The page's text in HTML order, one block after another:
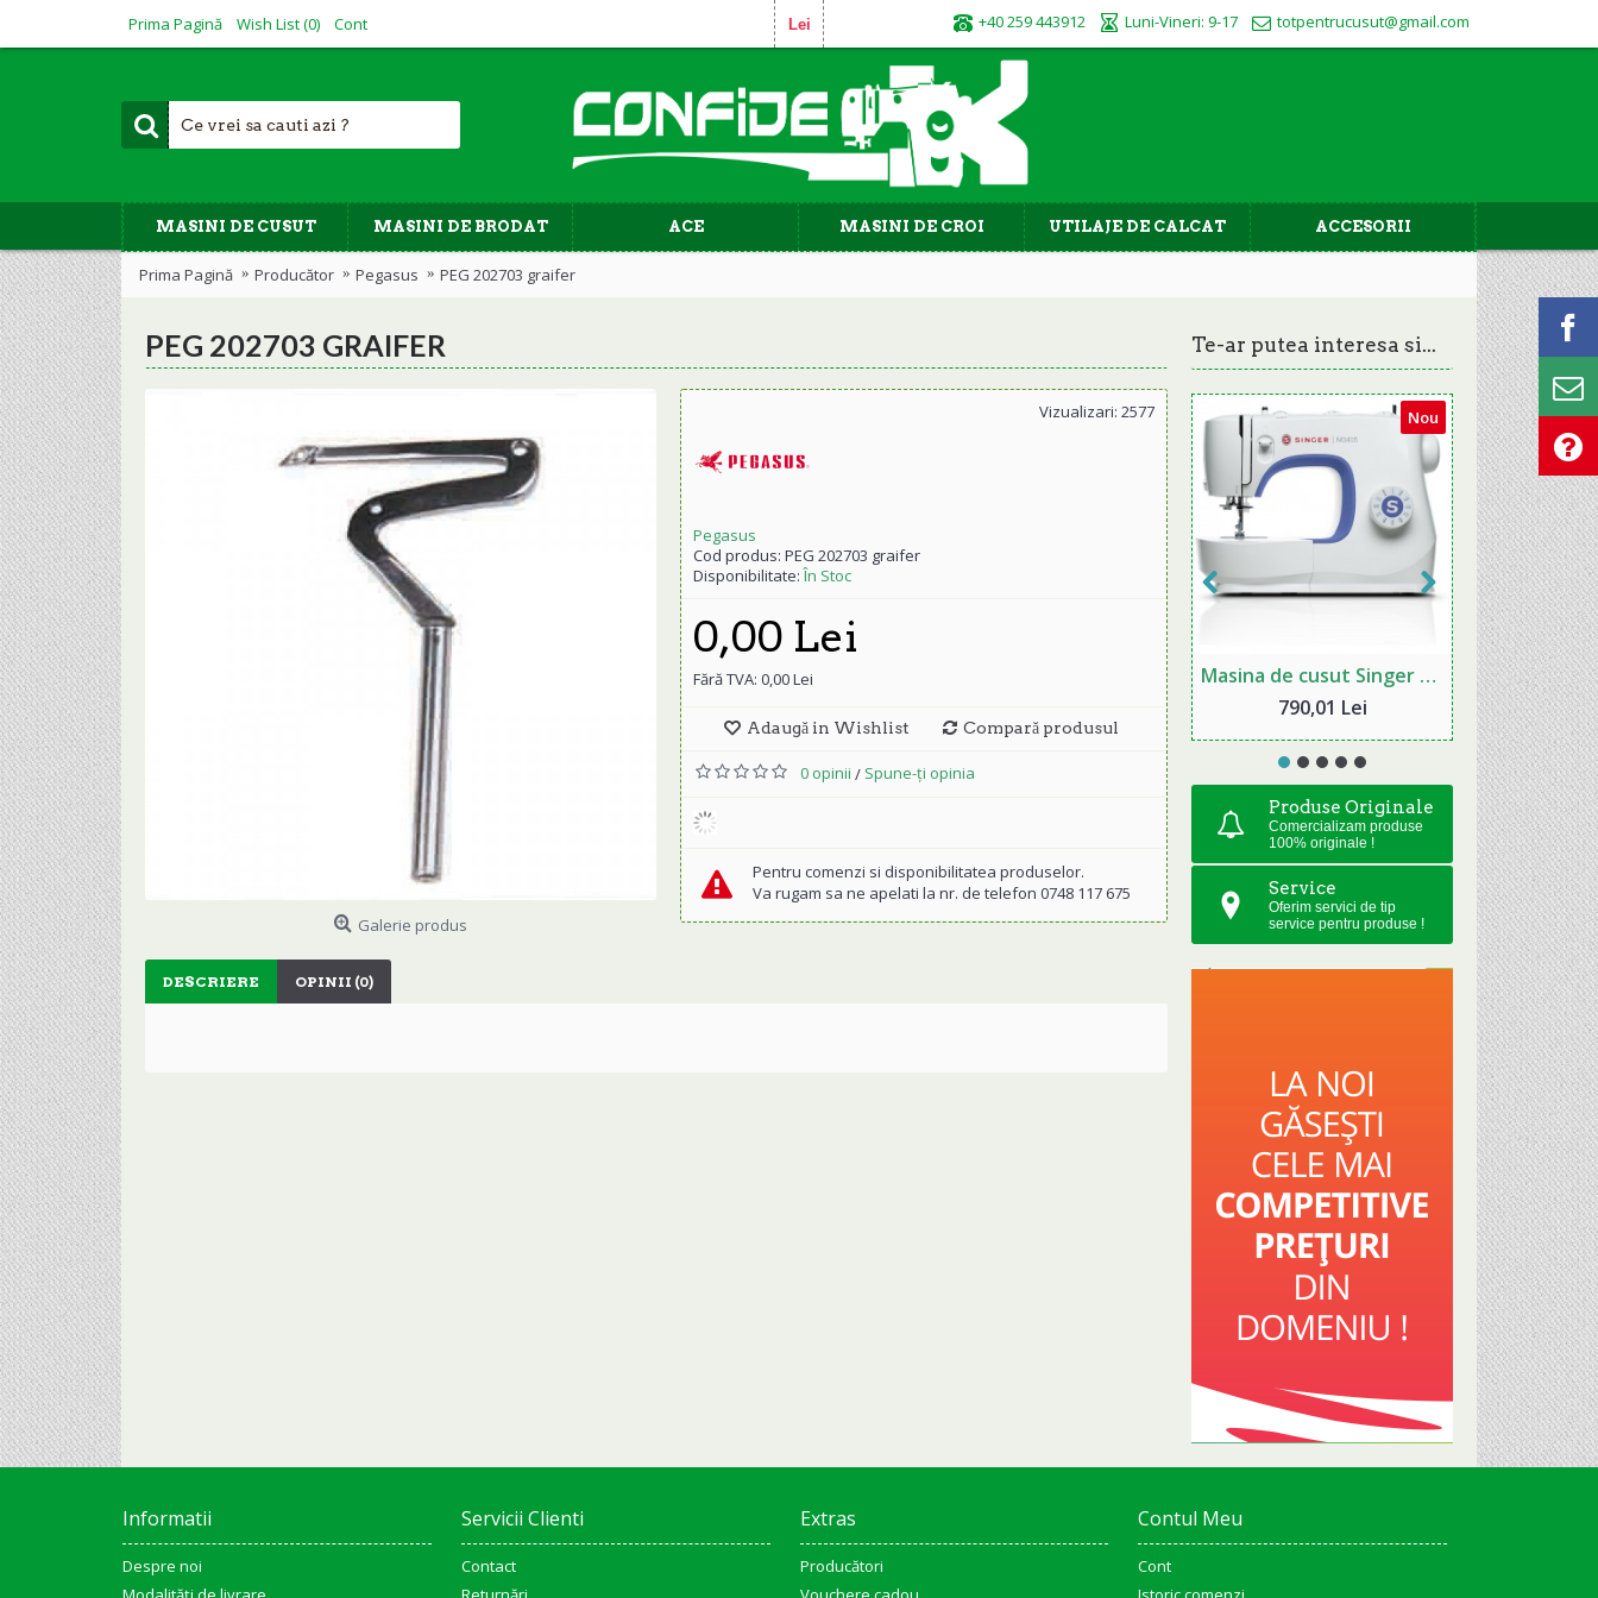
Prima Pagină Wish List (0) Cont Lei +40 259 443912 Luni-Vineri: 9-17 totpentrucusut@gmail.com
MASINI DE CUSUT MASINI DE BRODAT ACE MASINI DE CROI UTILAJE DE CALCAT ACCESORII
Prima Pagină Producător Pegasus PEG 202703 graifer
Te-ar putea interesa si...
Nou
Masina de cusut Singer M3405
790,01 Lei
Produse Originale
Comercializam produse
100% originale !
Service
Oferim servici de tip
service pentru produse !
PEG 202703 GRAIFER
Galerie produs
Vizualizari: 2577
Pegasus
Cod produs: PEG 202703 graifer
Disponibilitate:În Stoc
0,00 Lei
Fără TVA: 0,00 Lei
Adaugă in Wishlist Compară produsul
0 opinii / Spune-ţi opinia
Pentru comenzi si disponibilitatea produselor.
Va rugam sa ne apelati la nr. de telefon 0748 117 675
DESCRIERE OPINII (0)
Informatii
Despre noi
Servicii Clienti
Contact
Extras
Producători
Contul Meu
Cont